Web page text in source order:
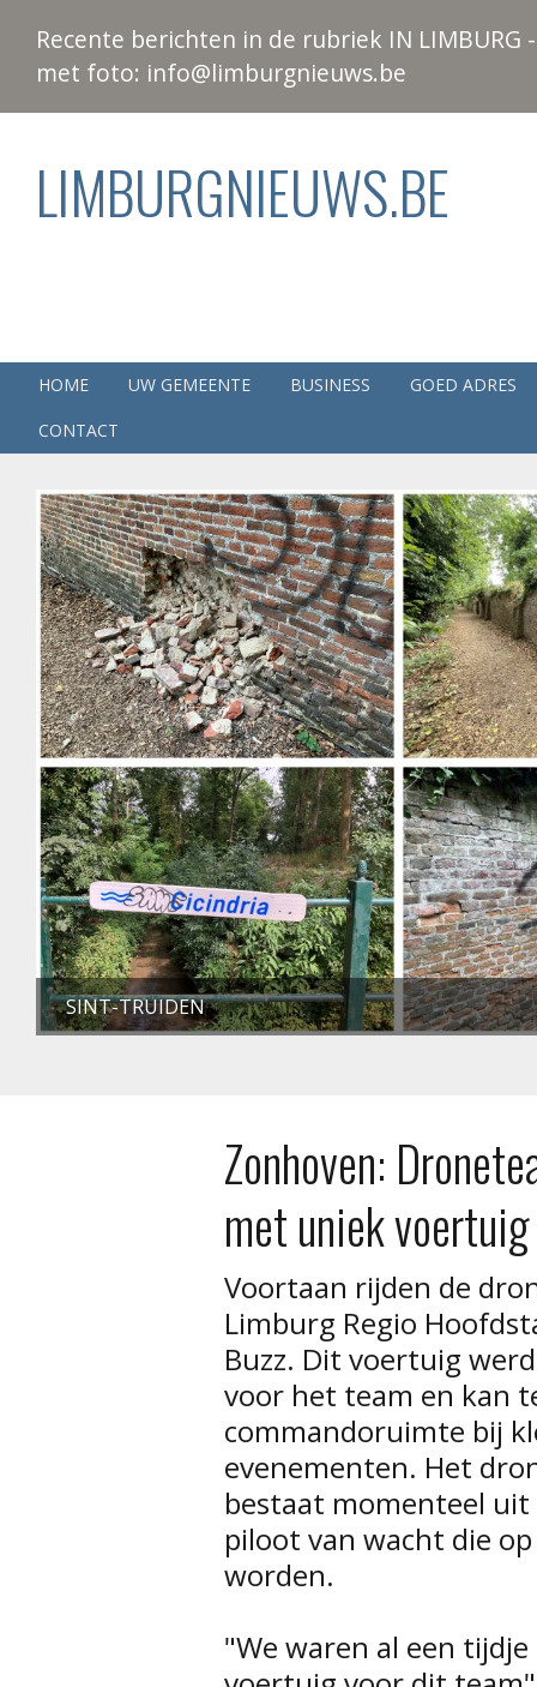
Recente berichten in de rubriek IN
met foto: info@limburgnieuws.be
LIMBURGNIEUWS.BE
HOME UW GEMEENTE BUSINESS
GOED ADRES
CONTACT
SINT-TRUIDEN
Zonhoven:
met uniek
Voortaan rijden de
Limburg Regio
Buzz. Dit voertuig
voor het team en kan
commandoruimte bij
evenementen. Het
bestaat momenteel
piloot van wacht die
worden.
"We waren al een